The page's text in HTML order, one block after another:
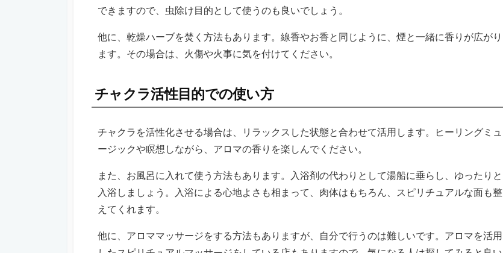
できますので、虫除け目的として使うのも良いでしょう。
他に、乾燥ハーブを焚く方法もあります。線香やお香と同じように、煙と一緒に香りが広がり
ます。その場合は、火傷や火事に気を付けてください。
チャクラ活性目的での使い方
チャクラを活性化させる場合は、リラックスした状態と合わせて活用します。ヒーリングミュ
ージックや瞑想しながら、アロマの香りを楽しんでください。
また、お風呂に入れて使う方法もあります。入浴剤の代わりとして湯船に垂らし、ゆったりと
入浴しましょう。入浴による心地よさも相まって、肉体はもちろん、スピリチュアルな面も整
えてくれます。
他に、アロママッサージをする方法もありますが、自分で行うのは難しいです。アロマを活用